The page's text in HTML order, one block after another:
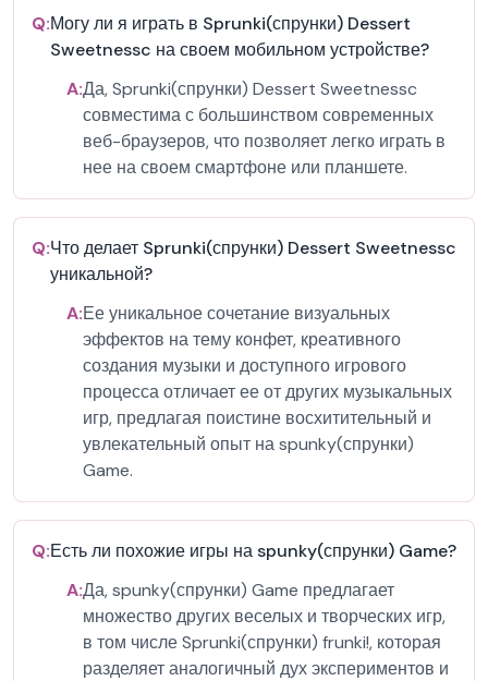
Q:Могу ли я играть в Sprunki(спрунки) Dessert
Sweetnessc на своем мобильном устройстве?
A:Да, Sprunki(спрунки) Dessert Sweetnessc
совместима с большинством современных
веб-браузеров, что позволяет легко играть в
нее на своем смартфоне или планшете.
Q:Что делает Sprunki(спрунки) Dessert Sweetnessc
уникальной?
A:Ее уникальное сочетание визуальных
эффектов на тему конфет, креативного
создания музыки и доступного игрового
процесса отличает ее от других музыкальных
игр, предлагая поистине восхитительный и
увлекательный опыт на spunky(спрунки)
Game.
Q:Есть ли похожие игры на spunky(спрунки) Game?
A:Да, spunky(спрунки) Game предлагает
множество других веселых и творческих игр,
в том числе Sprunki(спрунки) frunki!, которая
разделяет аналогичный дух экспериментов и